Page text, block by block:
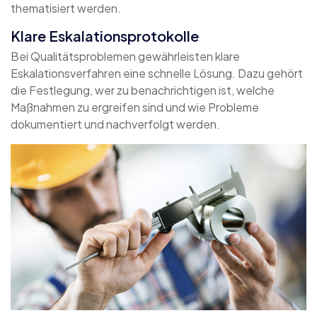
thematisiert werden.
Klare Eskalationsprotokolle
Bei Qualitätsproblemen gewährleisten klare
Eskalationsverfahren eine schnelle Lösung. Dazu gehört
die Festlegung, wer zu benachrichtigen ist, welche
Maßnahmen zu ergreifen sind und wie Probleme
dokumentiert und nachverfolgt werden.